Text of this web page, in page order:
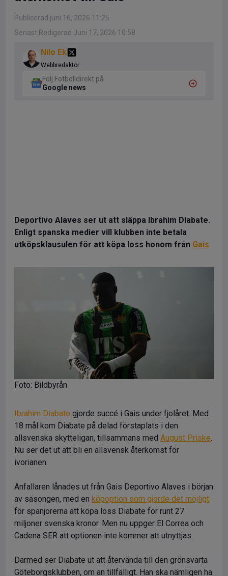
Publicerad juni 16, 2026 11:25
Senast Redigerad Juni 17, 2026 10:58
Nilo Ek
Webbredaktör
Följ Fotbolldirekt på
Google news
Deportivo Alaves ser ut att släppa Ibrahim Diabate.
Enligt spanska medier vill klubben inte betala
utköpsklausulen för att köpa loss honom från Gais
Foto: Bildbyrån
Ibrahim Diabate gjorde succé i Gais under fjolåret. Med
18 mål kom Diabate på delad förstaplats i den
allsvenska skytteligan, tillsammans med August Priske.
Nu ser det ut att bli en allsvensk återkomst för
ivorianen.
Anfallaren lånades ut från Gais Deportivo Alaves i början
av säsongen, med en köpoption som gjorde det möjligt
för spanjorerna att köpa loss Diabate för runt 27
miljoner svenska kronor. Men nu uppger El Correa och
Cadena SER att optionen inte kommer att utnyttjas.
Därmed ser Diabate ut att återvända till den grönsvarta
Göteborgsklubben, om än tillfälligt. Han ska nämligen ha